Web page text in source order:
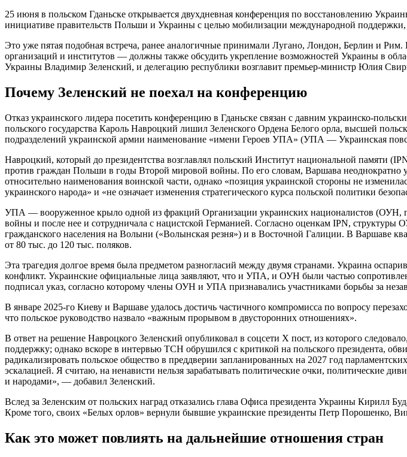
25 июня в польском Гданьске открывается двухдневная конференция по восстановлению
инициативе правительств Польши и Украины с целью мобилизации международной
Это уже пятая подобная встреча, ранее аналогичные принимали Лугано, Лондон, Берлин и
организаций и институтов — должны также обсудить укрепление возможностей Украины в
Украины Владимир Зеленский, и делегацию республики возглавит премьер-министр Юлия
Почему Зеленский не поехал на конференцию
Отказ украинского лидера посетить конференцию в Гданьске связан с давним украинско-
польского государства Кароль Навроцкий лишил Зеленского Ордена Белого орла, высшей
подразделений украинской армии наименование «имени Героев УПА» (УПА — Украинская
Навроцкий, который до президентства возглавлял польский Институт национальной памяти
против граждан Польши в годы Второй мировой войны. По его словам, Варшава неоднократно
относительно наименования воинской части, однако «позиция украинской стороны не
украинского народа» и «не означает изменения стратегического курса польской политики
УПА — вооруженное крыло одной из фракций Организации украинских националистов (ОУН,
войны и после нее и сотрудничала с нацистской Германией. Согласно оценкам IPN,
гражданского населения на Волыни («Волынская резня») и в Восточной Галиции. В Варшаве
от 80 тыс. до 120 тыс. поляков.
Эта трагедия долгое время была предметом разногласий между двумя странами. Украина
конфликт. Украинские официальные лица заявляют, что и УПА, и ОУН были частью
подписал указ, согласно которому члены ОУН и УПА признавались участниками борьбы за
В январе 2025-го Киеву и Варшаве удалось достичь частичного компромисса по вопросу
что польское руководство назвало «важным прорывом в двусторонних отношениях».
В ответ на решение Навроцкого Зеленский опубликовал в соцсети X пост, из которого
поддержку; однако вскоре в интервью ТСН обрушился с критикой на польского президента,
радикализировать польское общество в преддверии запланированных на 2027 год
эскалацией. Я считаю, на ненависти нельзя зарабатывать политические очки, политические
и народами», — добавил Зеленский.
Вслед за Зеленским от польских наград отказались глава Офиса президента Украины
Кроме того, своих «Белых орлов» вернули бывшие украинские президенты Петр Порошенко,
Как это может повлиять на дальнейшие отношения стран